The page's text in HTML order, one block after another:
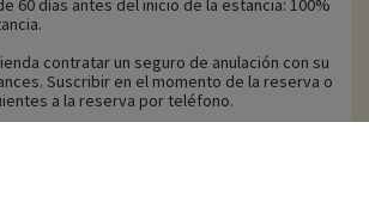
60 días antes del inicio de la estancia: 100%
contratar un seguro de anulación con su
Suscribir en el momento de la reserva o
a la reserva por teléfono.
anteriormente mencionadas sobre
estancia.